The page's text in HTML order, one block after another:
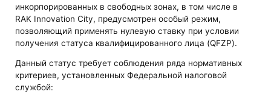
инкорпорированных в свободных зонах, в том числе в
RAK Innovation City, предусмотрен особый режим,
позволяющий применять нулевую ставку при условии
получения статуса квалифицированного лица (QFZP).
Данный статус требует соблюдения ряда нормативных
критериев, установленных Федеральной налоговой
службой: